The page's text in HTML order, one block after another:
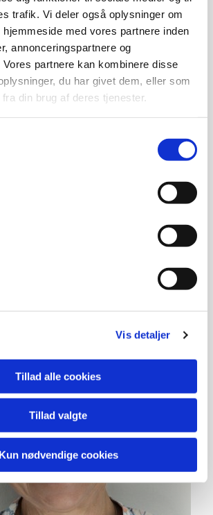
trafik. Vi deler også oplysninger om
med vores partnere inden
annonceringspartnere og
partnere kan kombinere disse
du har givet dem, eller som
din brug af deres tjenester.
Vis detaljer
Tillad alle cookies
Tillad valgte
Kun nødvendige cookies